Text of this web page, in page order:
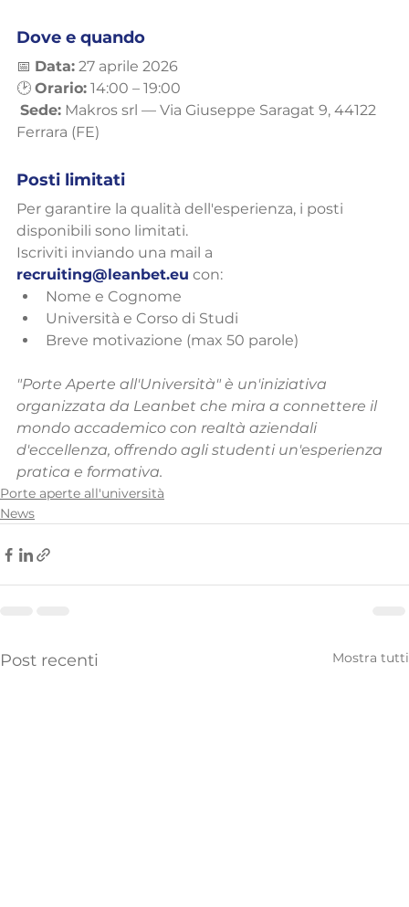
Dove e quando
📅 Data: 27 aprile 2026
🕑 Orario: 14:00 – 19:00
Sede: Makros srl — Via Giuseppe Saragat 9, 44122
Ferrara (FE)
Posti limitati
Per garantire la qualità dell'esperienza, i posti
disponibili sono limitati.
Iscriviti inviando una mail a
recruiting@leanbet.eu con:
Nome e Cognome
Università e Corso di Studi
Breve motivazione (max 50 parole)
"Porte Aperte all'Università" è un'iniziativa
organizzata da Leanbet che mira a connettere il
mondo accademico con realtà aziendali
d'eccellenza, offrendo agli studenti un'esperienza
pratica e formativa.
Porte aperte all'università
News
Post recenti Mostra tutti